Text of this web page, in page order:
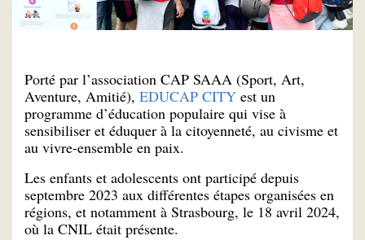
Porté par l’association CAP SAAA (Sport, Art,
Aventure, Amitié), EDUCAP CITY est un
programme d’éducation populaire qui vise à
sensibiliser et éduquer à la citoyenneté, au civisme et
au vivre-ensemble en paix.
Les enfants et adolescents ont participé depuis
septembre 2023 aux différentes étapes organisées en
régions, et notamment à Strasbourg, le 18 avril 2024,
où la CNIL était présente.